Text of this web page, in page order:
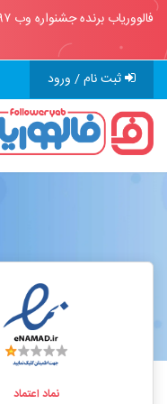
فالووریاب برنده جشنواره وب ۹۷ ، ۹۸ و ۱۴۰۰
ثبت نام / ورود
نماد اعتماد